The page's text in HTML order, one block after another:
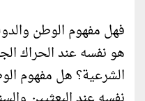
فهل مفهوم الوطن
هو نفسه عند الحراك
الشرعية؟ هل مفهوم